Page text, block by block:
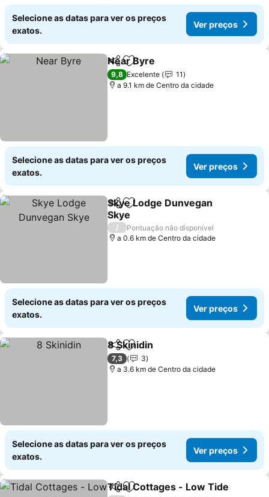
Selecione as datas para ver os preços
exatos.
Ver preços
PartilharAdicionar aos favoritos
Near Byre
9,8 Excelente
11
a 9.1 km de Centro da cidade
Selecione as datas para ver os preços
exatos.
Ver preços
PartilharAdicionar aos favoritos
Skye Lodge Dunvegan
Skye
/
Pontuação não disponível
a 0.6 km de Centro da cidade
Selecione as datas para ver os preços
exatos.
Ver preços
PartilharAdicionar aos favoritos
8 Skinidin
7,3
3
a 3.6 km de Centro da cidade
Selecione as datas para ver os preços
exatos.
Ver preços
PartilharAdicionar aos favoritos
Tidal Cottages - Low Tide